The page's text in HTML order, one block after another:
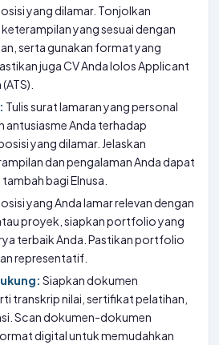
yang dilamar. Tonjolkan
yang sesuai dengan
serta gunakan format yang
juga CV Anda lolos Applicant
Tulis surat lamaran yang personal
antusiasme Anda terhadap
yang dilamar. Jelaskan
dan pengalaman Anda dapat
bagi Elnusa.
yang Anda lamar relevan dengan
proyek, siapkan portfolio yang
terbaik Anda. Pastikan portfolio
representatif.
Siapkan dokumen
transkrip nilai, sertifikat pelatihan,
Scan dokumen-dokumen
digital untuk memudahkan